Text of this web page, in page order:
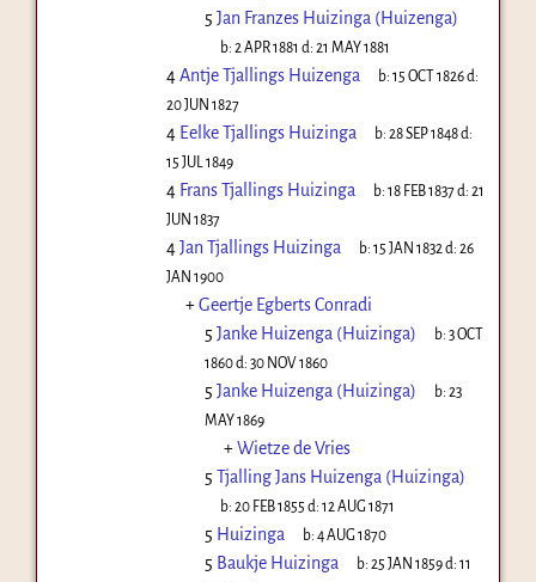
5 Jan Franzes Huizinga (Huizenga)
b:2 APR 1881 d:21 MAY 1881
4Antje Tjallings Huizenga b:15 OCT 1826d:
20 JUN 1827
4 Eelke Tjallings Huizinga b:28 SEP 1848d:
15 JUL 1849
4 Frans Tjallings Huizinga b:18 FEB 1837d:21
JUN 1837
4Jan Tjallings Huizinga b:15 JAN 1832 d:26
JAN 1900
+Geertje Egberts Conradi
5 Janke Huizenga (Huizinga) b:3 OCT
1860d: 30 NOV 1860
5 Janke Huizenga (Huizinga) b:23
MAY 1869
+Wietze de Vries
5 Tjalling Jans Huizenga (Huizinga)
b:20 FEB 1855 d:12 AUG 1871
5 Huizinga b:4 AUG 1870
5 Baukje Huizinga b:25 JAN 1859d:11